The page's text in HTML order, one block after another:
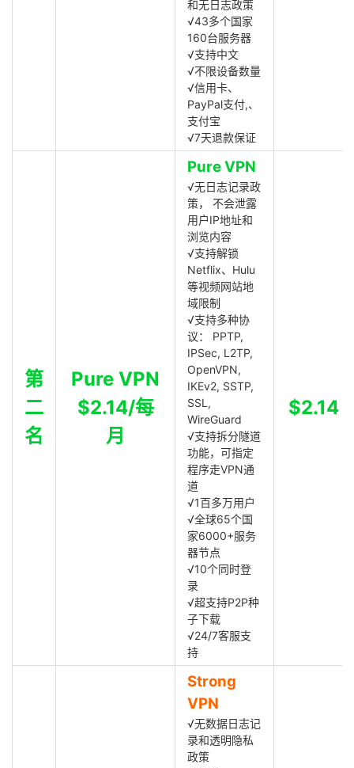
和无日志政策
√43多个国家
160台服务器
√支持中文
√不限设备数量
√信用卡、
PayPal支付,、
支付宝
√7天退款保证
第
二
名
Pure VPN
$2.14/每
月
Pure VPN
√无日志记录政
策， 不会泄露
用户IP地址和
浏览内容
√支持解锁
Netflix、Hulu
等视频网站地
域限制
√支持多种协
议： PPTP,
IPSec, L2TP,
OpenVPN,
IKEv2, SSTP,
SSL,
WireGuard
√支持拆分隧道
功能，可指定
程序走VPN通
道
√1百多万用户
√全球65个国
家6000+服务
器节点
√10个同时登
录
√超支持P2P种
子下载
√24/7客服支
持
$2.14
Strong
VPN
√无数据日志记
录和透明隐私
政策